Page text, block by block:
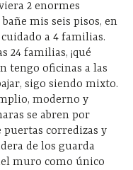
2 enormes
mis seis pisos, en
a 4 familias.
24 familias, ¡qué
tengo oficinas a las
sigo siendo mixto.
moderno y
se abren por
corredizas y
de los guarda
muro como único